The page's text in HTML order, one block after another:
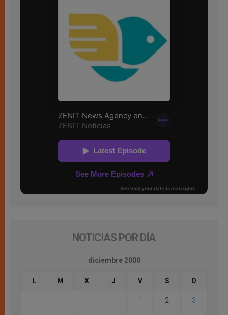
NOTICIAS POR DÍA
diciembre 2000
L M X J V S D
1 2 3